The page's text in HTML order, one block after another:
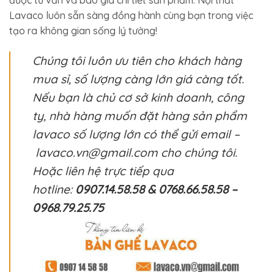
Lavaco luôn sẵn sàng đồng hành cùng bạn trong việc
tạo ra không gian sống lý tưởng!
Chúng tôi luôn ưu tiên cho khách hàng
mua sỉ, số lượng càng lớn giá càng tốt.
Nếu bạn là chủ cơ sở kinh doanh, công
ty, nhà hàng muốn đặt hàng sản phẩm
lavaco số lượng lớn có thể gửi email –
lavaco.vn@gmail.com cho chúng tôi.
Hoặc liên hệ trực tiếp qua
hotline: 0907.14.58.58 & 0768.66.58.58 –
0968.79.25.75